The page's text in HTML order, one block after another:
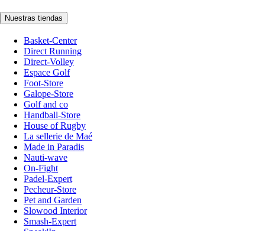
Nuestras tiendas
Basket-Center
Direct Running
Direct-Volley
Espace Golf
Foot-Store
Galope-Store
Golf and co
Handball-Store
House of Rugby
La sellerie de Maé
Made in Paradis
Nauti-wave
On-Fight
Padel-Expert
Pecheur-Store
Pet and Garden
Slowood Interior
Smash-Expert